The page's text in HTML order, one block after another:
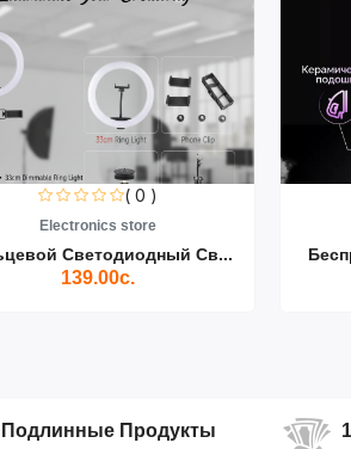
( 0 )
Electronics store
Светодиодный Св...
139.00с.
Подлинные Продукты